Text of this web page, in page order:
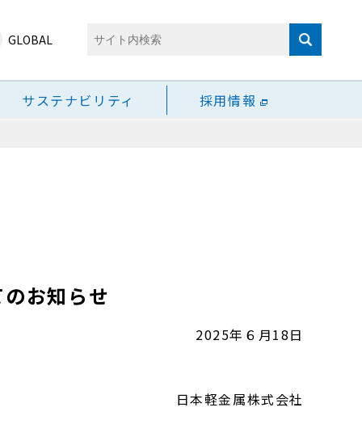
GLOBAL
サステナビリティ 採用情報
お知らせ
2025年６月18日
日本軽金属株式会社